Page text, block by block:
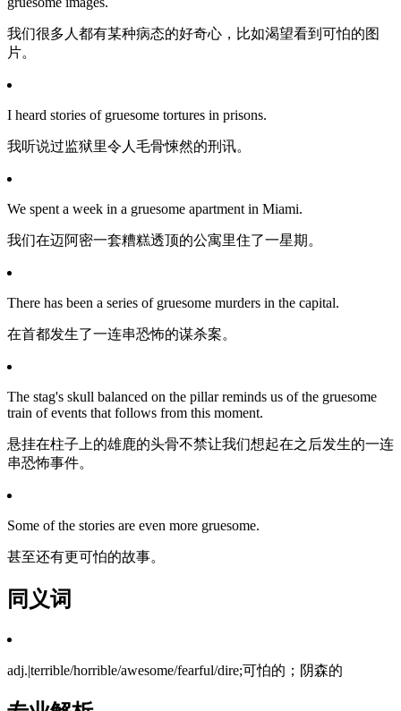
我们很多人都有某种病态的好奇心，比如渴望看到可怕的图
片。
I heard stories of gruesome tortures in prisons.
我听说过监狱里令人毛骨悚然的刑讯。
We spent a week in a gruesome apartment in Miami.
我们在迈阿密一套糟糕透顶的公寓里住了一星期。
There has been a series of gruesome murders in the capital.
在首都发生了一连串恐怖的谋杀案。
The stag's skull balanced on the pillar reminds us of the gruesome
train of events that follows from this moment.
悬挂在柱子上的雄鹿的头骨不禁让我们想起在之后发生的一连
串恐怖事件。
Some of the stories are even more gruesome.
甚至还有更可怕的故事。
同义词
adj.|terrible/horrible/awesome/fearful/dire;可怕的；阴森的